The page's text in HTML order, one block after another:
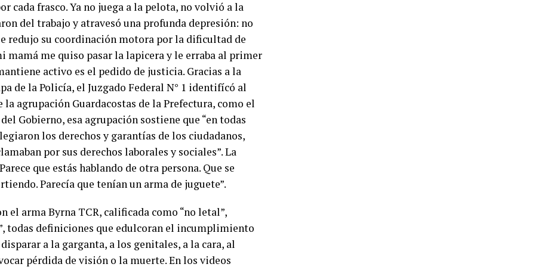
cada frasco. Ya no juega a la pelota, no volvió a la
del trabajo y atravesó una profunda depresión: no
redujo su coordinación motora por la dificultad de
me quiso pasar la lapicera y le erraba al primer
activo es el pedido de justicia. Gracias a la
de la Policía, el Juzgado Federal N° 1 identifícó al
agrupación Guardacostas de la Prefectura, como el
Gobierno, esa agrupación sostiene que “en todas
los derechos y garantías de los ciudadanos,
por sus derechos laborales y sociales”. La
que estás hablando de otra persona. Que se
Parecía que tenían un arma de juguete”.
arma Byrna TCR, calificada como “no letal”,
todas definiciones que edulcoran el incumplimiento
a la garganta, a los genitales, a la cara, al
pérdida de visión o la muerte. En los videos